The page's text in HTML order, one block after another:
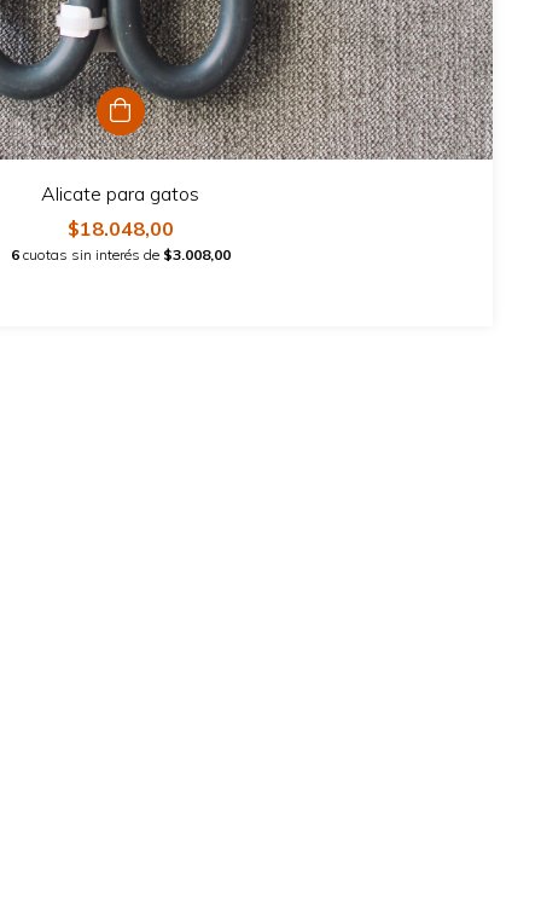
Alicate para gatos
$18.048,00
6 cuotas sin interés de $3.008,00